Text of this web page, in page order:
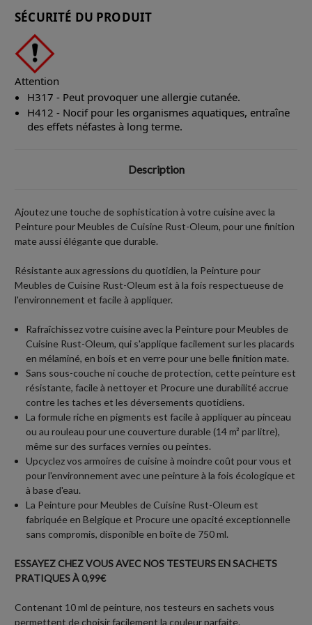
SÉCURITÉ DU PRODUIT
Attention
H317 - Peut provoquer une allergie cutanée.
H412 - Nocif pour les organismes aquatiques, entraîne
des effets néfastes à long terme.
Description
Ajoutez une touche de sophistication à votre cuisine avec la
Peinture pour Meubles de Cuisine Rust-Oleum, pour une finition
mate aussi élégante que durable.
Résistante aux agressions du quotidien, la Peinture pour
Meubles de Cuisine Rust-Oleum est à la fois respectueuse de
l'environnement et facile à appliquer.
Rafraîchissez votre cuisine avec la Peinture pour Meubles de
Cuisine Rust-Oleum, qui s'applique facilement sur les placards
en mélaminé, en bois et en verre pour une belle finition mate.
Sans sous-couche ni couche de protection, cette peinture est
résistante, facile à nettoyer et Procure une durabilité accrue
contre les taches et les déversements quotidiens.
La formule riche en pigments est facile à appliquer au pinceau
ou au rouleau pour une couverture durable (14 m² par litre),
même sur des surfaces vernies ou peintes.
Upcyclez vos armoires de cuisine à moindre coût pour vous et
pour l'environnement avec une peinture à la fois écologique et
à base d'eau.
La Peinture pour Meubles de Cuisine Rust-Oleum est
fabriquée en Belgique et Procure une opacité exceptionnelle
sans compromis, disponible en boîte de 750 ml.
ESSAYEZ CHEZ VOUS AVEC NOS TESTEURS EN SACHETS
PRATIQUES À 0,99€
Contenant 10 ml de peinture, nos testeurs en sachets vous
permettent de choisir facilement la couleur parfaite.